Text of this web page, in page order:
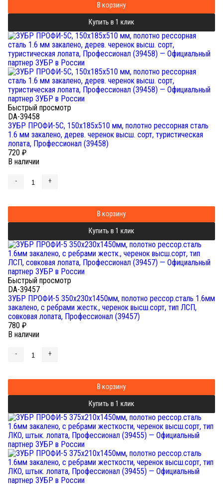
В корзину
Купить в 1 клик
Быстрый просмотр
DA-39458
ЗУБР ПРОФИ-5С, 150х185х510 мм, полотно рессорная сталь
1.6 мм закалено, дерев. черенок высш. сорт, туристическая
лопата, Профессионал (39458)
720 ₽
В наличии
- +
В корзину
Купить в 1 клик
Быстрый просмотр
DA-39457
ЗУБР ПРОФИ-5 350х230х1450мм, полотно рессор.сталь 1.6мм
закалено, c ребрами жестк., черенок высш.сорт, тип ЛСП,
совковая лопата, Профессионал (39457)
780 ₽
В наличии
- +
В корзину
Купить в 1 клик